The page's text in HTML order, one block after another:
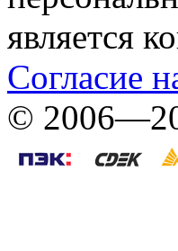
является
Согласие
©